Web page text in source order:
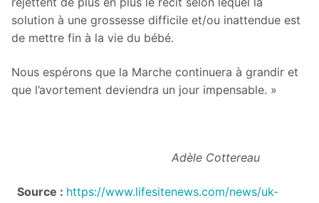
solution à une grossesse difficile et/ou inattendue est
de mettre fin à la vie du bébé.
Nous espérons que la Marche continuera à grandir et
que l’avortement deviendra un jour impensable. »
Adèle Cottereau
Source : https://www.lifesitenews.com/news/uk-